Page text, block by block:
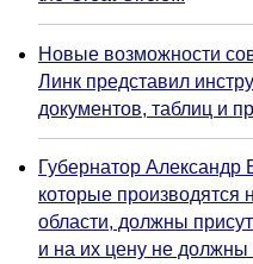
Новые возможности
Линк представил
документов, таблиц и
Губернатор Александр
которые производятся
области, должны
и на их цену не